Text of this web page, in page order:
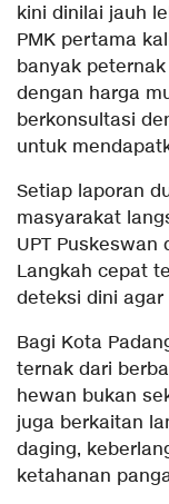
kini dinilai jauh
PMK pertama
banyak
dengan harga
berkonsultasi
untuk
Setiap laporan
masyarakat
UPT Puskeswan
Langkah cepat
deteksi dini
Bagi Kota
ternak dari
hewan bukan
juga berkaitan
daging,
ketahanan